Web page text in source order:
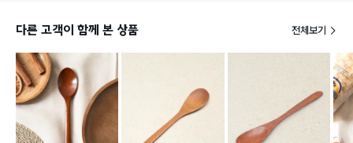
다른 고객이 함께 본 상품 전체보기